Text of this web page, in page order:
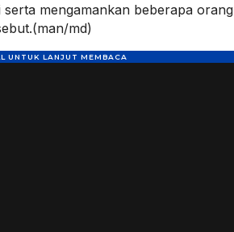
mengamankan beberapa orang
md)